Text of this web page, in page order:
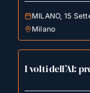
MILANO, 15
Milano
I volti dell’AI: